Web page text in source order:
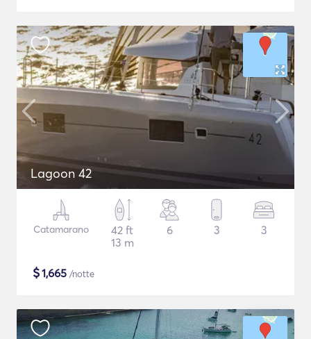
Lagoon 42
Catamarano
42 ft
13 m
6 3 3
$1,665 /notte